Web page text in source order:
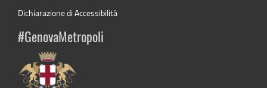
Dichiarazione di Accessibilità
#GenovaMetropoli